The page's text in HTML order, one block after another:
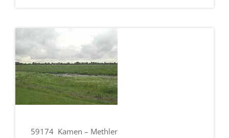
59174 Kamen – Methler